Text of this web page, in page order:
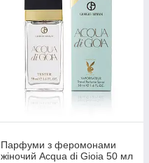
Парфуми з феромонами
жіночий Acqua di Gioia 50 мл